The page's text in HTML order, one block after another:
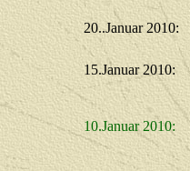
20..Januar 2010:
15.Januar 2010:
10.Januar 2010: